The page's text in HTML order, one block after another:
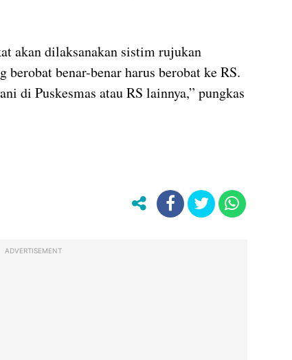
akan dilaksanakan sistim rujukan
berobat benar-benar harus berobat ke RS.
di Puskesmas atau RS lainnya,” pungkas
ADVERTISEMENT